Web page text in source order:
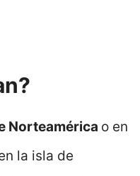
Norteamérica o en
la isla de